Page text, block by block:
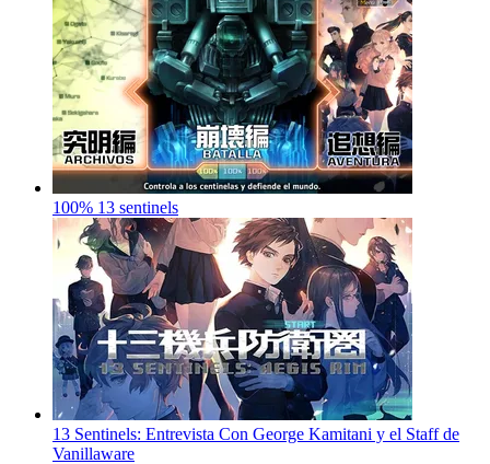
100% 13 sentinels
13 Sentinels: Entrevista Con George Kamitani y el Staff de
Vanillaware